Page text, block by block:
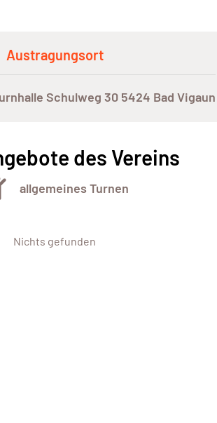
Austragungsort
Schulweg 30 5424 Bad Vigaun
des Vereins
allgemeines Turnen
Nichts gefunden